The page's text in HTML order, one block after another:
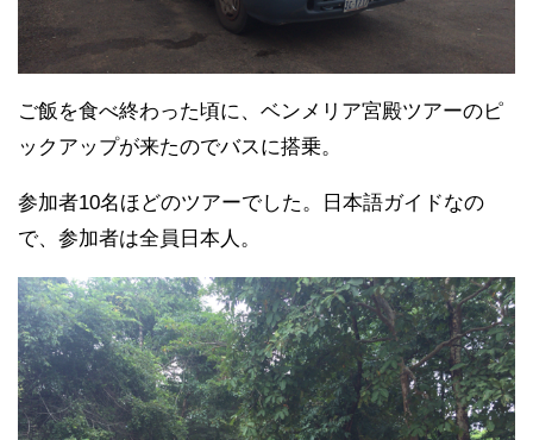
ご飯を食べ終わった頃に、ベンメリア宮殿ツアーのピ
ックアップが来たのでバスに搭乗。
参加者10名ほどのツアーでした。日本語ガイドなの
で、参加者は全員日本人。